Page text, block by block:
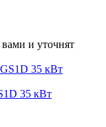
и уточнят
35 кВт